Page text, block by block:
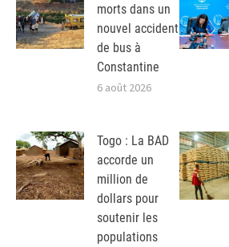
morts dans un
nouvel accident
de bus à
Constantine
6 août 2026
Togo : La BAD
accorde un
million de
dollars pour
soutenir les
populations